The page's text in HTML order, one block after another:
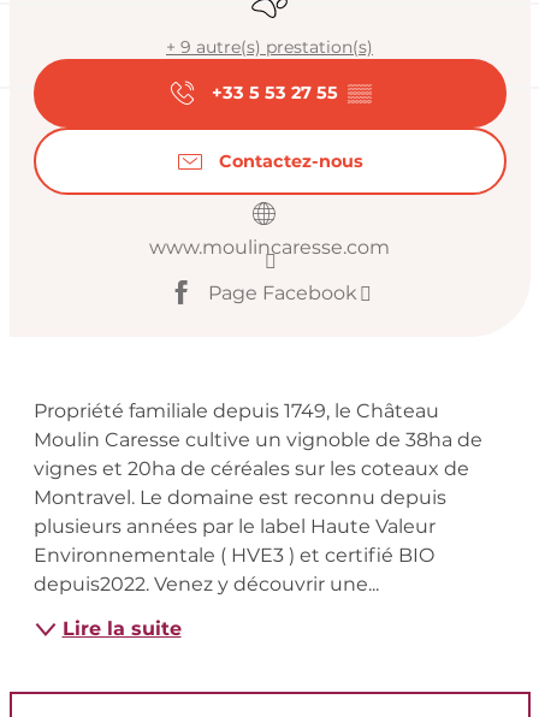
+ 9 autre(s) prestation(s)
+33 5 53 27 55 ▒▒
Contactez-nous
www.moulincaresse.com
Page Facebook
Description
Propriété familiale depuis 1749, le Château
Moulin Caresse cultive un vignoble de 38ha de
vignes et 20ha de céréales sur les coteaux de
Montravel. Le domaine est reconnu depuis
plusieurs années par le label Haute Valeur
Environnementale ( HVE3 ) et certifié BIO
depuis2022. Venez y découvrir une...
Lire la suite